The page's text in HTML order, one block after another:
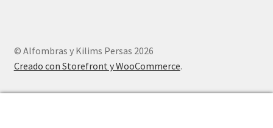
© Alfombras y Kilims Persas 2026
Creado con Storefront y WooCommerce.